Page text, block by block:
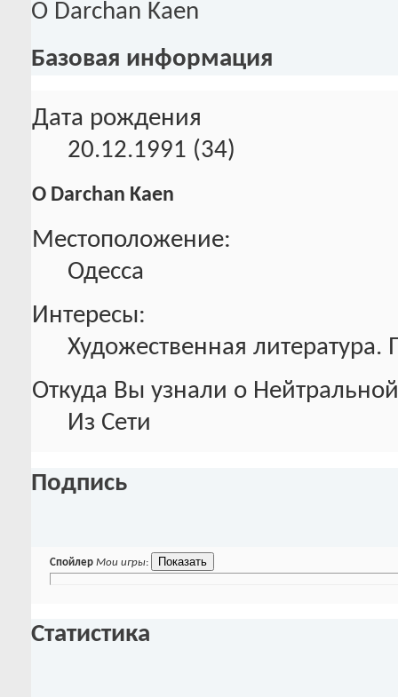
О Darchan Kaen
Базовая информация
Дата рождения
20.12.1991 (34)
О Darchan Kaen
Местоположение:
Одесса
Интересы:
Художественная
Откуда Вы узнали о
Из Сети
Подпись
Спойлер Мои игры:
Статистика